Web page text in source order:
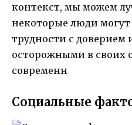
контекст, мы можем
некоторые люди
трудности с доверием
осторожными в своих
современн
Социальные